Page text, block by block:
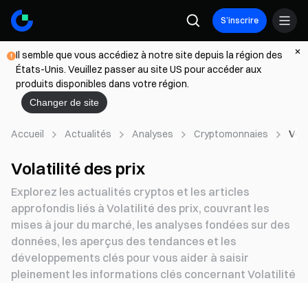
S’inscrire
Il semble que vous accédiez à notre site depuis la région des
États-Unis. Veuillez passer au site US pour accéder aux
produits disponibles dans votre région.
Changer de site
Accueil Actualités Analyses Cryptomonnaies
Volatilité des prix
Explorez les actualités cryptos et les articles
approfondis liés à Volatilité des prix, couvrant les
mises à jour du marché, les analyses fondées sur des
données, les aperçus des tendances et les
développements clés pour vous aider à saisir
pleinement les informations clés concernant Volatilité